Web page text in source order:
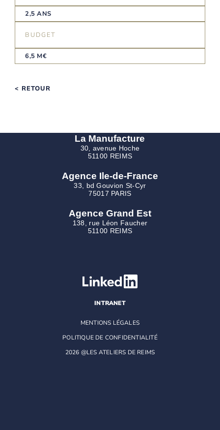
2,5 ANS
BUDGET
6,5 M€
< RETOUR
La Manufacture
30, avenue Hoche
51100 REIMS
Agence Ile-de-France
33, bd Gouvion St-Cyr
75017 PARIS
Agence Grand Est
138, rue Léon Faucher
51100 REIMS
INTRANET
MENTIONS LÉGALES
POLITIQUE DE CONFIDENTIALITÉ
2026 @LES ATELIERS DE REIMS